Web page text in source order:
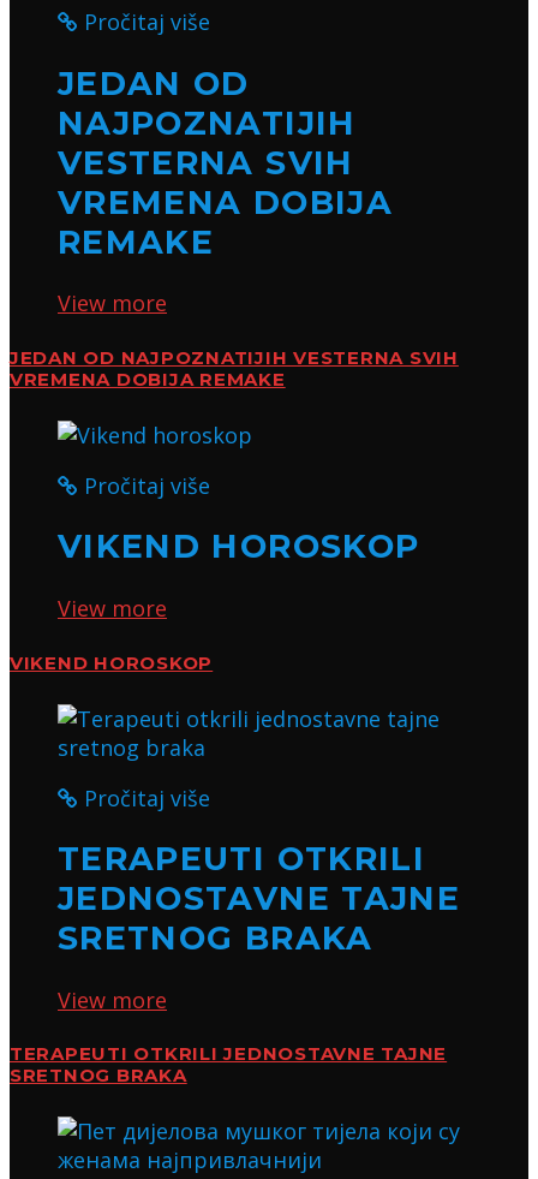
Pročitaj više
JEDAN OD
NAJPOZNATIJIH
VESTERNA SVIH
VREMENA DOBIJA
REMAKE
View more
JEDAN OD NAJPOZNATIJIH VESTERNA SVIH
VREMENA DOBIJA REMAKE
Pročitaj više
VIKEND HOROSKOP
View more
VIKEND HOROSKOP
Pročitaj više
TERAPEUTI OTKRILI
JEDNOSTAVNE TAJNE
SRETNOG BRAKA
View more
TERAPEUTI OTKRILI JEDNOSTAVNE TAJNE
SRETNOG BRAKA